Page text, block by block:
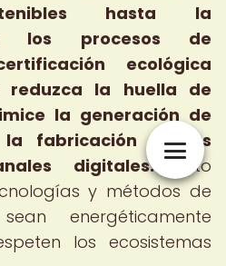
hasta la
los procesos de
ecológica
reduzca la huella de
la generación de
la fabricación de los
digitales.Esto
y métodos de
energéticamente
los ecosistemas